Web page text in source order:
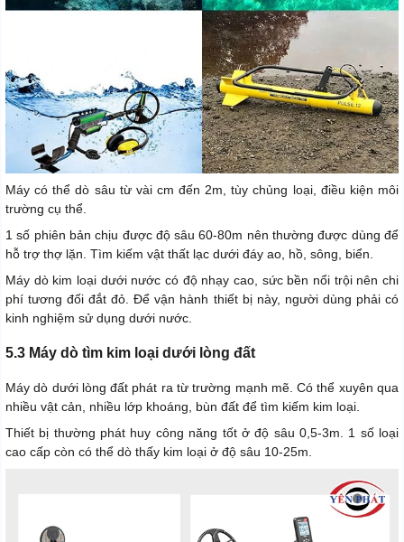
Máy có thể dò sâu từ vài cm đến 2m, tùy chủng loại, điều kiện môi
trường cụ thể.
1 số phiên bản chịu được độ sâu 60-80m nên thường được dùng để
hỗ trợ thợ lặn. Tìm kiếm vật thất lạc dưới đáy ao, hồ, sông, biển.
Máy dò kim loại dưới nước có độ nhạy cao, sức bền nổi trội nên chi
phí tương đối đắt đỏ. Để vận hành thiết bị này, người dùng phải có
kinh nghiệm sử dụng dưới nước.
5.3 Máy dò tìm kim loại dưới lòng đất
Máy dò dưới lòng đất phát ra từ trường mạnh mẽ. Có thể xuyên qua
nhiều vật cản, nhiều lớp khoáng, bùn đất để tìm kiếm kim loại.
Thiết bị thường phát huy công năng tốt ở độ sâu 0,5-3m. 1 số loại
cao cấp còn có thể dò thấy kim loại ở độ sâu 10-25m.